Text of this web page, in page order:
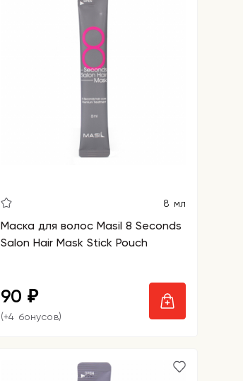
8 мл
Маска для волос Masil 8 Seconds
Salon Hair Mask Stick Pouch
90 ₽
(+4 бонусов)